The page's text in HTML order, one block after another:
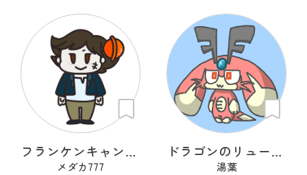
フランケンキャンデー
メダカ777
ドラゴンのリューリュ
湯葉